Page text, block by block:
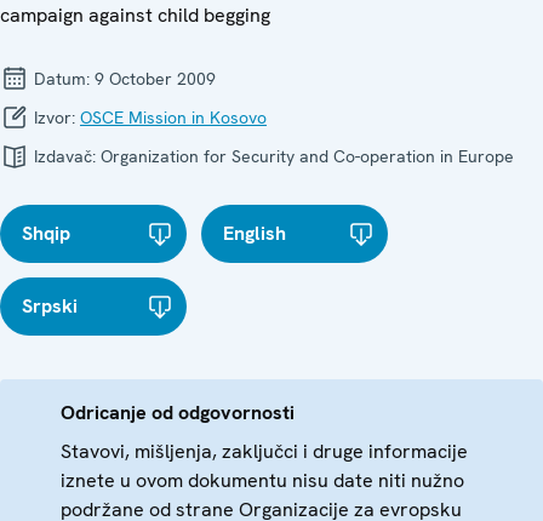
campaign against child begging
Datum: 9 October 2009
Izvor: OSCE Mission in Kosovo
Izdavač: Organization for Security and Co-operation in Europe
Shqip English
Srpski
Odricanje od odgovornosti
Stavovi, mišljenja, zaključci i druge informacije
iznete u ovom dokumentu nisu date niti nužno
podržane od strane Organizacije za evropsku